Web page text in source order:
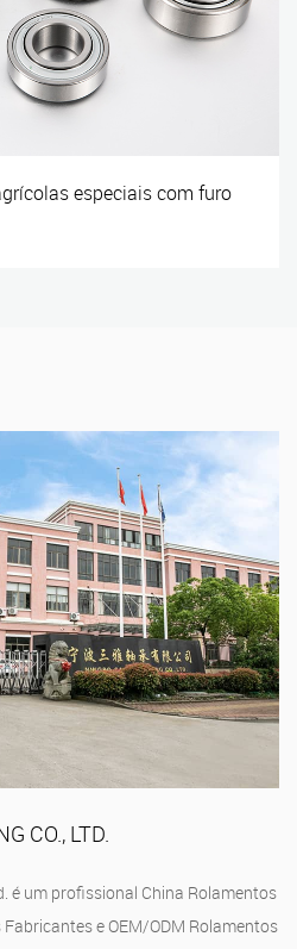
especiais com furo
CO., LTD.
é um profissional China Rolamentos
FabricanteseOEM/ODM Rolamentos